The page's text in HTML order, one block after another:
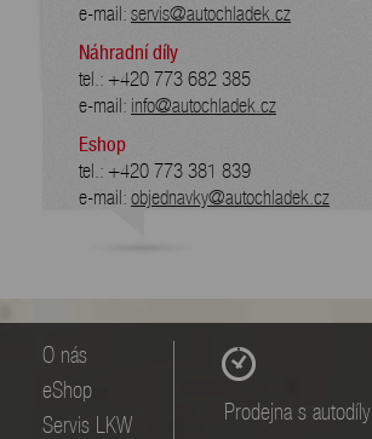
e-mail: servis@autochladek.cz
Náhradní díly
tel.: +420 773 682 385
e-mail: info@autochladek.cz
Eshop
tel.: +420 773 381 839
e-mail: objednavky@autochladek.cz
O nás
eShop
Servis LKW
Prodejna s autodíly